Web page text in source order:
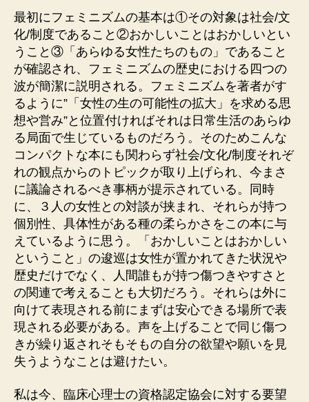
最初にフェミニズムの基本は①その対象は社会/文
化/制度であること②おかしいことはおかしいとい
うこと③「あらゆる女性たちのもの」であること
が確認され、フェミニズムの歴史における四つの
波が簡潔に説明される。フェミニズムを著者がす
るように”「女性の生の可能性の拡大」を求める思
想や営み”と位置付ければそれは日常生活のあらゆ
る局面で生じているものだろう。そのためこんな
コンパクトな本にも関わらず社会/文化/制度それぞ
れの観点からのトピックが取り上げられ、今まさ
に議論されるべき事柄が提示されている。同時
に、３人の女性との対談が挟まれ、それらが持つ
個別性、具体性がある種の柔らかさをこの本に与
えているように思う。「おかしいことはおかしい
ということ」の逡巡は女性が置かれてきた状況や
歴史だけでなく、人間誰もが持つ傷つきやすさと
の関連で考えることも大切だろう。それらは外に
向けて表現される前にまずは安心できる場所で表
現される必要がある。声を上げることで同じ傷つ
きが繰り返されそもそもの自分の欲望や願いを見
失うようなことは避けたい。
私は今、臨床心理士の資格認定協会に対する要望